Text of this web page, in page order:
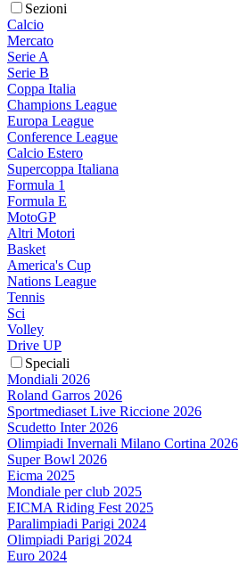
Sezioni
Calcio
Mercato
Serie A
Serie B
Coppa Italia
Champions League
Europa League
Conference League
Calcio Estero
Supercoppa Italiana
Formula 1
Formula E
MotoGP
Altri Motori
Basket
America's Cup
Nations League
Tennis
Sci
Volley
Drive UP
Speciali
Mondiali 2026
Roland Garros 2026
Sportmediaset Live Riccione 2026
Scudetto Inter 2026
Olimpiadi Invernali Milano Cortina 2026
Super Bowl 2026
Eicma 2025
Mondiale per club 2025
EICMA Riding Fest 2025
Paralimpiadi Parigi 2024
Olimpiadi Parigi 2024
Euro 2024